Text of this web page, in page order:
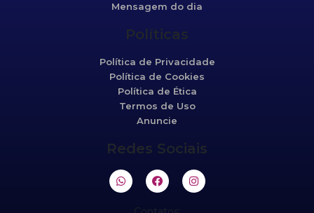
Mensagem do dia
Políticas
Política de Privacidade
Política de Cookies
Política de Ética
Termos de Uso
Anuncie
Redes Sociais